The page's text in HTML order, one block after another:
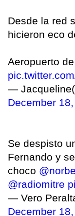
Desde la red
hicieron eco
Aeropuerto
—
December
Se despisto
Fernando y
choco
@radiomitre
— Vero
December